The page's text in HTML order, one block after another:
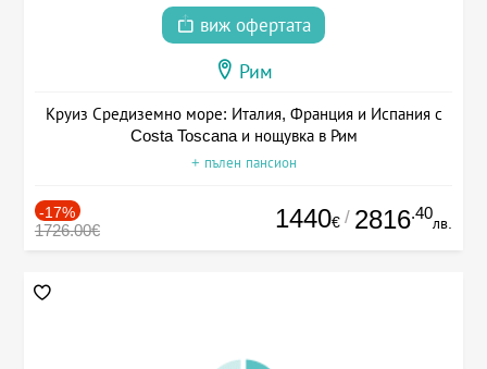
виж офертата
Рим
Круиз Средиземно море: Италия, Франция и Испания с
Costa Toscana и нощувка в Рим
+ пълен пансион
-17%
1726.00€ 1440€ / 2816.40
лв.